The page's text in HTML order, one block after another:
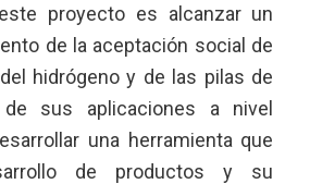
proyecto es alcanzar un
de la aceptación social de
hidrógeno y de las pilas de
sus aplicaciones a nivel
una herramienta que
de productos y su